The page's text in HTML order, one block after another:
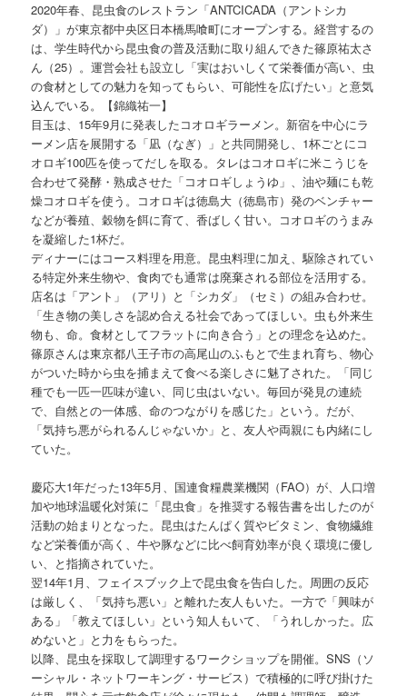
2020年春、昆虫食のレストラン「ANTCICADA（アントシカ
ダ）」が東京都中央区日本橋馬喰町にオープンする。経営するの
は、学生時代から昆虫食の普及活動に取り組んできた篠原祐太さ
ん（25）。運営会社も設立し「実はおいしくて栄養価が高い、虫
の食材としての魅力を知ってもらい、可能性を広げたい」と意気
込んでいる。【錦織祐一】
目玉は、15年9月に発表したコオロギラーメン。新宿を中心にラ
ーメン店を展開する「凪（なぎ）」と共同開発し、1杯ごとにコ
オロギ100匹を使ってだしを取る。タレはコオロギに米こうじを
合わせて発酵・熟成させた「コオロギしょうゆ」、油や麺にも乾
燥コオロギを使う。コオロギは徳島大（徳島市）発のベンチャー
などが養殖、穀物を餌に育て、香ばしく甘い。コオロギのうまみ
を凝縮した1杯だ。
ディナーにはコース料理を用意。昆虫料理に加え、駆除されてい
る特定外来生物や、食肉でも通常は廃棄される部位を活用する。
店名は「アント」（アリ）と「シカダ」（セミ）の組み合わせ。
「生き物の美しさを認め合える社会であってほしい。虫も外来生
物も、命。食材としてフラットに向き合う」との理念を込めた。
篠原さんは東京都八王子市の高尾山のふもとで生まれ育ち、物心
がついた時から虫を捕まえて食べる楽しさに魅了された。「同じ
種でも一匹一匹味が違い、同じ虫はいない。毎回が発見の連続
で、自然との一体感、命のつながりを感じた」という。だが、
「気持ち悪がられるんじゃないか」と、友人や両親にも内緒にし
ていた。
慶応大1年だった13年5月、国連食糧農業機関（FAO）が、人口増
加や地球温暖化対策に「昆虫食」を推奨する報告書を出したのが
活動の始まりとなった。昆虫はたんぱく質やビタミン、食物繊維
など栄養価が高く、牛や豚などに比べ飼育効率が良く環境に優し
い、と指摘されていた。
翌14年1月、フェイスブック上で昆虫食を告白した。周囲の反応
は厳しく、「気持ち悪い」と離れた友人もいた。一方で「興味が
ある」「教えてほしい」という知人もいて、「うれしかった。広
めないと」と力をもらった。
以降、昆虫を採取して調理するワークショップを開催。SNS（ソ
ーシャル・ネットワーキング・サービス）で積極的に呼び掛けた